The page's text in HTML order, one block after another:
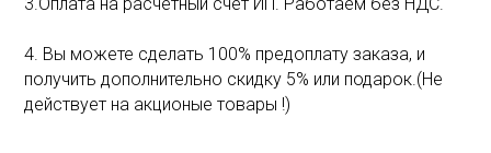
4. Вы можете сделать 100% предоплату заказа, и
получить дополнительно скидку 5% или подарок.(Не
действует на акционые товары !)